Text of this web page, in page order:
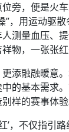
旁，便是火
”，用运动驱
测量血压、
物，一张张
添融融暖意
的基本需求
样的赛事体验
’，不仅指